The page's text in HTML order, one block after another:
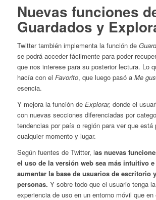
Nuevas funciones
Guardados y
Twitter también implementa la función de
se podrá acceder fácilmente para poder
que nos interese para su posterior lectura. Lo
hacía con el Favorito, que luego pasó a Me
esencia.
Y mejora la función de Explorar, donde el
con nuevas secciones diferenciadas por
tendencias por país o región para ver que está
cualquier momento y lugar.
Según fuentes de Twitter, las nuevas
el uso de la versión web sea más intuitivo
aumentar la base de usuarios de escritorio
personas. Y sobre todo que el usuario tenga
experiencia de uso en un entorno móvil que en